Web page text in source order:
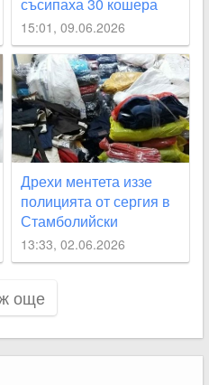
15:01, 09.06.2026
Дрехи ментета иззе
полицията от сергия в
Стамболийски
13:33, 02.06.2026
още